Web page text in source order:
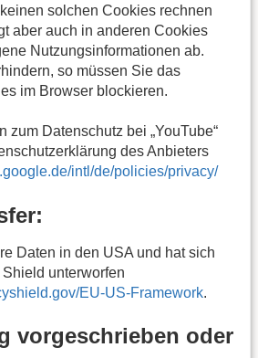
solchen Cookies rechnen
aber auch in anderen Cookies
Nutzungsinformationen ab.
so müssen Sie das
im Browser blockieren.
zum Datenschutz bei „YouTube“
des Anbieters
intl/de/policies/privacy/
Daten in den USA und hat sich
unterworfen
EU-US-Framework.
vorgeschrieben oder